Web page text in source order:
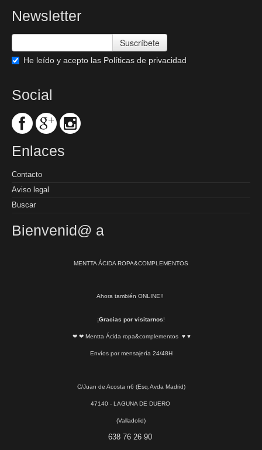
Newsletter
Suscríbete
He leído y acepto las Políticas de privacidad
Social
Enlaces
Contacto
Aviso legal
Buscar
Bienvenid@ a
MENTTA ÁCIDA ROPA&COMPLEMENTOS
Ahora también ONLINE!!
¡Gracias por visitarnos!
❤ ❤ Mentta Ácida ropa&complementos ♥ ♥
Envíos por mensajería 24/48H
C/Juan de Acosta n6 (Esq.Avda Madrid)
47140 - LAGUNA DE DUERO
(Valladolid)
638 76 26 90